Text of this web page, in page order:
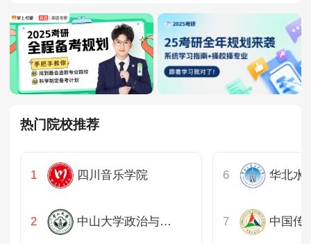
安徽
福建
江西
山东
热门院校推荐
四川音乐学院
中山大学政治与公共事务管理学院 中国传